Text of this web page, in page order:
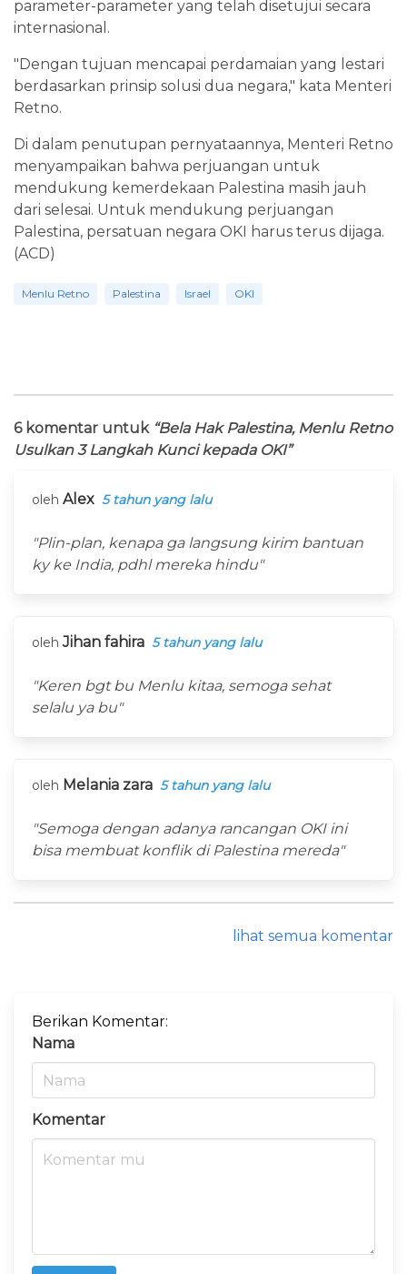
parameter-parameter yang telah disetujui secara
internasional.
"Dengan tujuan mencapai perdamaian yang lestari
berdasarkan prinsip solusi dua negara," kata Menteri
Retno.
Di dalam penutupan pernyataannya, Menteri Retno
menyampaikan bahwa perjuangan untuk
mendukung kemerdekaan Palestina masih jauh
dari selesai. Untuk mendukung perjuangan
Palestina, persatuan negara OKI harus terus dijaga.
(ACD)
Menlu Retno Palestina Israel OKI
6 komentar untuk “Bela Hak Palestina, Menlu Retno
Usulkan 3 Langkah Kunci kepada OKI”
oleh Alex 5 tahun yang lalu
"Plin-plan, kenapa ga langsung kirim bantuan
ky ke India, pdhl mereka hindu"
oleh Jihan fahira 5 tahun yang lalu
"Keren bgt bu Menlu kitaa, semoga sehat
selalu ya bu"
oleh Melania zara 5 tahun yang lalu
"Semoga dengan adanya rancangan OKI ini
bisa membuat konflik di Palestina mereda"
lihat semua komentar
Berikan Komentar:
Nama
Komentar